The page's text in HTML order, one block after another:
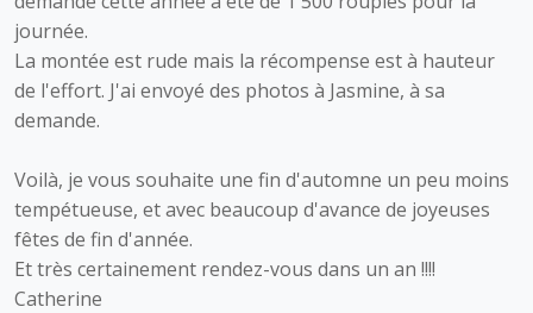
journée.
La montée est rude mais la récompense est à hauteur
de l'effort. J'ai envoyé des photos à Jasmine, à sa
demande.
Voilà, je vous souhaite une fin d'automne un peu moins
tempétueuse, et avec beaucoup d'avance de joyeuses
fêtes de fin d'année.
Et très certainement rendez-vous dans un an !!!!
Catherine